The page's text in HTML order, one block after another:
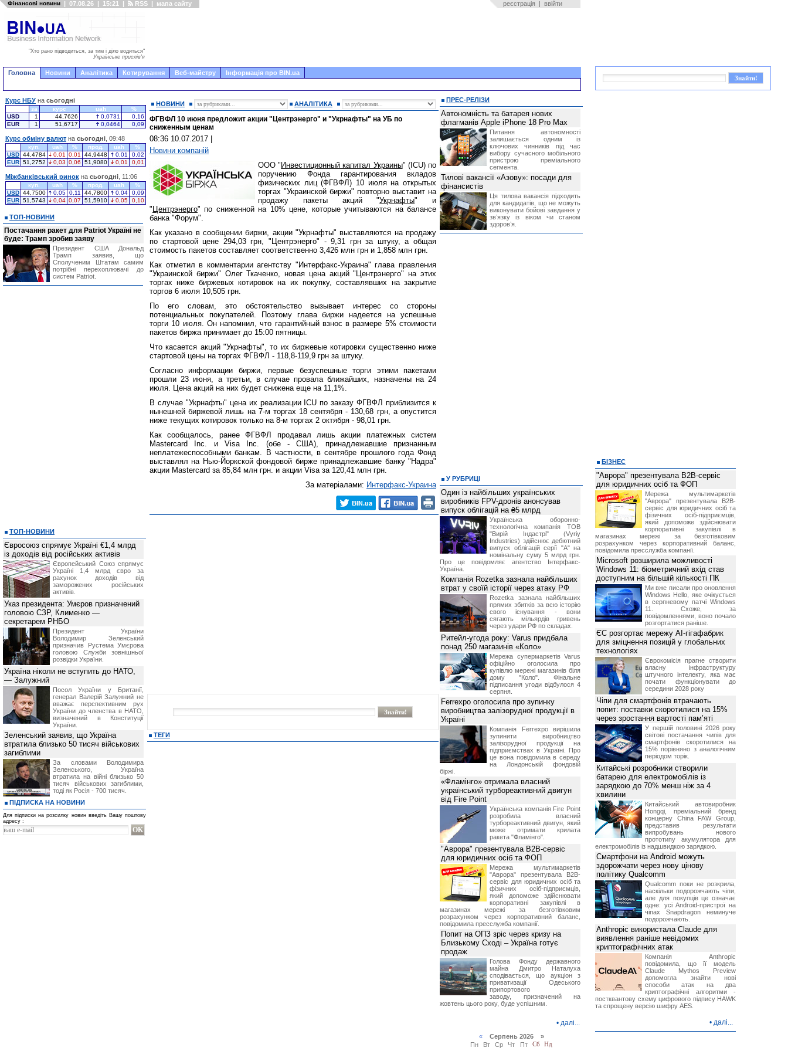
Фінансові новини | 07.08.26 | 15:21 | RSS | мапа сайту реєстрація | ввійти
"Хто рано підводиться, за тим і діло водиться"
Українське прислів'я
Головна Новини Аналітика Котирування Веб-майстру Інформація про BIN.ua
НОВИНИ АНАЛІТИКА
ФГВФЛ 10 июня предложит акции "Центрэнерго" и "Укрнафты" на УБ по
сниженным ценам
08:36 10.07.2017
Новини компаній
ООО " Инвестиционный капитал Украины" (ICU) по
поручению Фонда гарантирования вкладов
физических лиц (ФГВФЛ) 10 июля на открытых
торгах "Украинской биржи" повторно выставит на
продажу пакеты акций "Укрнафты" и
" Центрэнерго" по сниженной на 10% цене, которые учитываются на балансе
банка "Форум".
Как указано в сообщении биржи, акции "Укрнафты" выставляются на продажу
по стартовой цене 294,03 грн, "Центрэнерго" - 9,31 грн за штуку, а общая
стоимость пакетов составляет соответственно 3,426 млн грн и 1,858 млн грн.
Как отметил в комментарии агентству "Интерфакс-Украина" глава правления
"Украинской биржи" Олег Ткаченко, новая цена акций "Центрэнерго" на этих
торгах ниже биржевых котировок на их покупку, составлявших на закрытие
торгов 6 июля 10,505 грн.
По его словам, это обстоятельство вызывает интерес со стороны
потенциальных покупателей. Поэтому глава биржи надеется на успешные
торги 10 июля. Он напомнил, что гарантийный взнос в размере 5% стоимости
пакетов биржа принимает до 15:00 пятницы.
Что касается акций "Укрнафты", то их биржевые котировки существенно ниже
стартовой цены на торгах ФГВФЛ - 118,8-119,9 грн за штуку.
Согласно информации биржи, первые безуспешные торги этими пакетами
прошли 23 июня, а третьи, в случае провала ближайших, назначены на 24
июля. Цена акций на них будет снижена еще на 11,1%.
В случае "Укрнафты" цена их реализации ICU по заказу ФГВФЛ приблизится к
нынешней биржевой лишь на 7-м торгах 18 сентября - 130,68 грн, а опустится
ниже текущих котировок только на 8-м торгах 2 октября - 98,01 грн.
Как сообщалось, ранее ФГВФЛ продавал лишь акции платежных систем
Mastercard Inc. и Visa Inc. (обе - США), принадлежавшие признанным
неплатежеспособными банкам. В частности, в сентябре прошлого года Фонд
выставлял на Нью-Йоркской фондовой бирже принадлежавшие банку "Надра"
акции Mastercard за 85,84 млн грн. и акции Visa за 120,41 млн грн.
За матеріалами: Интерфакс-Украина
ТЕГИ
Курс НБУ на сьогодні
за курс uah
%
USD
1 44,7626 0,0731
0,16
EUR
1 51,6717 0,0464 0,09
Курс обміну валют на сьогодні , 09:48
куп. uah % прод. uah
%
USD 44,4784 0,01 0,01 44,9448 0,01
0,02
EUR 51,2752 0,03 0,06 51,9080 0,01 0,01
Міжбанківський ринок на сьогодні , 11:06
куп. uah % прод. uah
%
USD 44,7500 0,05 0,11 44,7800 0,04
0,09
EUR 51,5743 0,04 0,07 51,5910 0,05 0,10
ТОП-НОВИНИ
Постачання ракет для Patriot Україні не
буде: Трамп зробив заяву
Президент США Дональд
Трамп заявив, що
Сполученим Штатам самим
потрібні перехоплювачі до
систем Patriot.
ТОП-НОВИНИ
Євросоюз спрямує Україні €1,4 млрд
із доходів від російських активів
Європейський Союз спрямує
Україні 1,4 млрд євро за
рахунок доходів від
заморожених російських
активів.
Указ президента: Умєров призначений
головою СЗР, Клименко —
секретарем РНБО
Президент України
Володимир Зеленський
призначив Pустема Умєрова
головою Служби зовнішньої
розвідки України.
Україна ніколи не вступить до НАТО,
— Залужний
Посол України у Британії,
генерал Валерій Залужний не
вважає перспективним рух
України до членства в НАТО,
визначений в Конституції
України.
Зеленський заявив, що Україна
втратила близько 50 тисяч військових
загиблими
За словами Володимира
Зеленського, Україна
втратила на війні близько 50
тисяч військових загиблими,
тоді як Росія - 700 тисяч.
ПІДПИСКА НА НОВИНИ
Для підписки на розсилку новин введіть Вашу поштову
адресу :
ПРЕС-РЕЛІЗИ
Автономність та батарея нових
флагманів Apple iPhone 18 Pro Max
Питання автономності
залишається одним із
ключових чинників під час
вибору сучасного мобільного
пристрою преміального
сегмента.
Тилові вакансії «Азову»: посади для
фінансистів
Ця тилова вакансія підходить
для кандидатів, що не можуть
виконувати бойові завдання у
звʼязку із віком чи станом
здоровʼя.
У РУБРИЦІ
Один із найбільших українських
виробників FPV-дронів анонсував
випуск облігацій на ₴5 млрд
Українська оборонно-
технологічна компанія ТОВ
"Вирій Індастрі" (Vyriy
Industries) здійснює дебютний
випуск облігацій серії "А" на
номінальну суму 5 млрд грн.
Про це повідомляє агентство Інтерфакс-
Україна.
Компанія Rozetka зазнала найбільших
втрат у своїй історії через атаку РФ
Rozetka зазнала найбільших
прямих збитків за всю історію
свого існування - вони
сягають мільярдів гривень
через удари РФ по складах.
Ритейл-угода року: Varus придбала
понад 250 магазинів «Коло»
Мережа супермаркетів Varus
офіційно оголосила про
купівлю мережі магазинів біля
дому "Коло". Фінальне
підписання угоди відбулося 4
серпня.
Ferrexpo оголосила про зупинку
виробництва залізорудної продукції в
Україні
Компанія Ferrexpo вирішила
зупинити виробництво
залізорудної продукції на
підприємствах в Україні. Про
це вона повідомила в середу
на Лондонській фондовій
біржі.
«Фламінго» отримала власний
український турбореактивний двигун
від Fire Point
Українська компанія Fire Point
розробила власний
турбореактивний двигун, який
може отримати крилата
ракета "Фламінго".
"Аврора" презентувала B2B-сервіс
для юридичних осіб та ФОП
Мережа мультимаркетів
"Аврора" презентувала B2B-
сервіс для юридичних осіб та
фізичних осіб-підприємців,
який допоможе здійснювати
корпоративні закупівлі в
магазинах мережі за безготівковим
розрахунком через корпоративний баланс,
повідомила пресслужба компанії.
Попит на ОПЗ зріс через кризу на
Близькому Сході – Україна готує
продаж
Голова Фонду державного
майна Дмитро Наталуха
сподівається, що аукціон з
приватизації Одеського
припортового
заводу, призначений на
жовтень цього року, буде успішним.
• далі...
«Серпень 2026 »
Пн
Вт Ср Чт Пт Сб
Нд
БІЗНЕС
"Аврора" презентувала B2B-сервіс
для юридичних осіб та ФОП
Мережа мультимаркетів
"Аврора" презентувала B2B-
сервіс для юридичних осіб та
фізичних осіб-підприємців,
який допоможе здійснювати
корпоративні закупівлі в
магазинах мережі за безготівковим
розрахунком через корпоративний баланс,
повідомила пресслужба компанії.
Microsoft розширила можливості
Windows 11: біометричний вхід став
доступним на більшій кількості ПК
Ми вже писали про оновлення
Windows Hello, яке очікується
в серпневому патчі Windows
11. Схоже, за
повідомленнями, воно почало
розгортатися раніше.
ЄС розгортає мережу AI-гігафабрик
для зміцнення позицій у глобальних
технологіях
Єврокомісія прагне створити
власну інфраструктуру
штучного інтелекту, яка має
почати функціонувати до
середини 2028 року
Чіпи для смартфонів втрачають
попит: поставки скоротилися на 15%
через зростання вартості пам’яті
У першій половині 2026 року
світові постачання чипів для
смартфонів скоротилися на
15% порівняно з аналогічним
періодом торік.
Китайські розробники створили
батарею для електромобілів із
зарядкою до 70% менш ніж за 4
хвилини
Китайський автовиробник
Hongqi, преміальний бренд
концерну China FAW Group,
представив результати
випробувань нового
прототипу акумулятора для
електромобілів із надшвидкою зарядкою.
Смартфони на Android можуть
здорожчати через нову цінову
політику Qualcomm
Qualcomm поки не розкрила,
наскільки подорожчають чіпи,
але для покупців це означає
одне: усі Android-пристрої на
чіпах Snapdragon неминуче
подорожчають.
Anthropic використала Claude для
виявлення раніше невідомих
криптографічних атак
Компанія Anthropic
повідомила, що її модель
Claude Mythos Preview
допомогла знайти нові
способи атак на два
криптографічні алгоритми -
постквантову схему цифрового підпису HAWK
та спрощену версію шифру AES.
• далі...